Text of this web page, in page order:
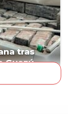
tras
Guazú